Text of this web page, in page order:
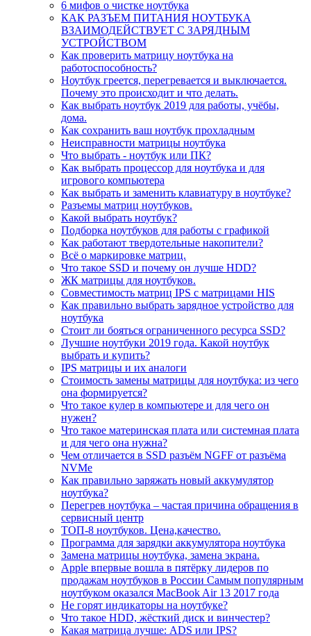
6 мифов о чистке ноутбука
КАК РАЗЪЕМ ПИТАНИЯ НОУТБУКА
ВЗАИМОДЕЙСТВУЕТ С ЗАРЯДНЫМ
УСТРОЙСТВОМ
Как проверить матрицу ноутбука на
работоспособность?
Ноутбук греется, перегревается и выключается.
Почему это происходит и что делать.
Как выбрать ноутбук 2019 для работы, учёбы,
дома.
Как сохранить ваш ноутбук прохладным
Неисправности матрицы ноутбука
Что выбрать - ноутбук или ПК?
Как выбрать процессор для ноутбука и для
игрового компьютера
Как выбрать и заменить клавиатуру в ноутбуке?
Разъемы матриц ноутбуков.
Какой выбрать ноутбук?
Подборка ноутбуков для работы с графикой
Как работают твердотельные накопители?
Всё о маркировке матриц.
Что такое SSD и почему он лучше HDD?
ЖК матрицы для ноутбуков.
Совместимость матриц IPS с матрицами HIS
Как правильно выбрать зарядное устройство для
ноутбука
Стоит ли бояться ограниченного ресурса SSD?
Лучшие ноутбуки 2019 года. Какой ноутбук
выбрать и купить?
IPS матрицы и их аналоги
Стоимость замены матрицы для ноутбука: из чего
она формируется?
Что такое кулер в компьютере и для чего он
нужен?
Что такое материнская плата или системная плата
и для чего она нужна?
Чем отличается в SSD разъём NGFF от разъёма
NVMe
Как правильно заряжать новый аккумулятор
ноутбука?
Перегрев ноутбука – частая причина обращения в
сервисный центр
ТОП-8 ноутбуков. Цена,качество.
Программа для зарядки аккумулятора ноутбука
Замена матрицы ноутбука, замена экрана.
Apple впервые вошла в пятёрку лидеров по
продажам ноутбуков в России Самым популярным
ноутбуком оказался MacBook Air 13 2017 года
Не горят индикаторы на ноутбуке?
Что такое HDD, жёсткий диск и винчестер?
Какая матрица лучше: ADS или IPS?